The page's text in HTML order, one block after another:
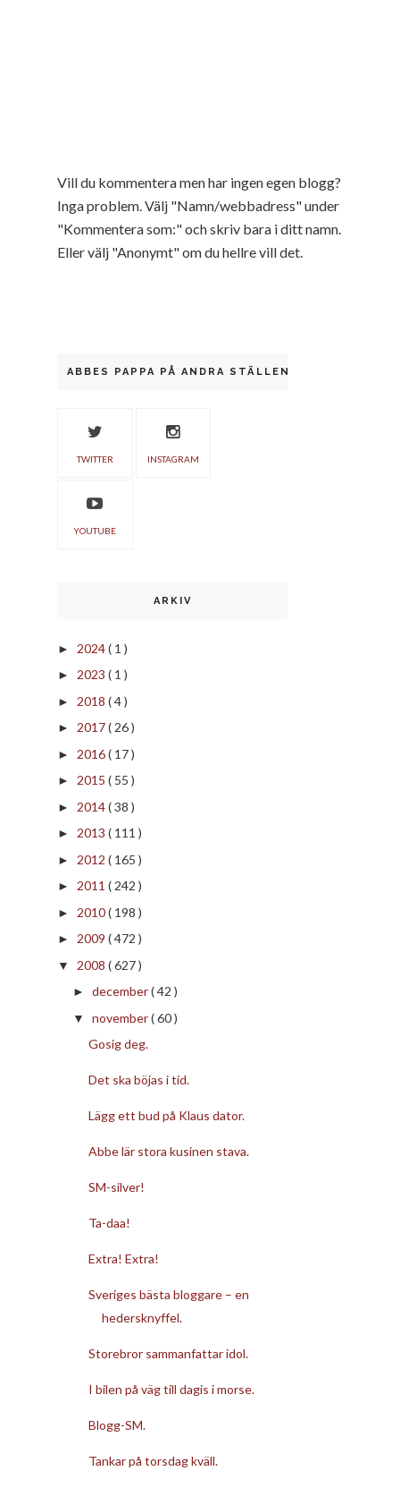
Vill du kommentera men har ingen egen blogg?
Inga problem. Välj "Namn/webbadress" under
"Kommentera som:" och skriv bara i ditt namn.
Eller välj "Anonymt" om du hellre vill det.
ABBES PAPPA PÅ ANDRA STÄLLEN
TWITTER INSTAGRAM
YOUTUBE
ARKIV
► 2024( 1 )
► 2023 ( 1 )
► 2018 ( 4 )
► 2017( 26 )
► 2016( 17 )
► 2015 ( 55 )
► 2014( 38 )
► 2013 ( 111 )
► 2012 ( 165 )
► 2011 ( 242 )
► 2010( 198 )
► 2009 ( 472 )
▼ 2008 ( 627 )
► december( 42 )
▼ november( 60 )
Gosig deg.
Det ska böjas i tid.
Lägg ett bud på Klaus dator.
Abbe lär stora kusinen stava.
SM-silver!
Ta-daa!
Extra! Extra!
Sveriges bästa bloggare – en
hedersknyffel.
Storebror sammanfattar idol.
I bilen på väg till dagis i morse.
Blogg-SM.
Tankar på torsdag kväll.